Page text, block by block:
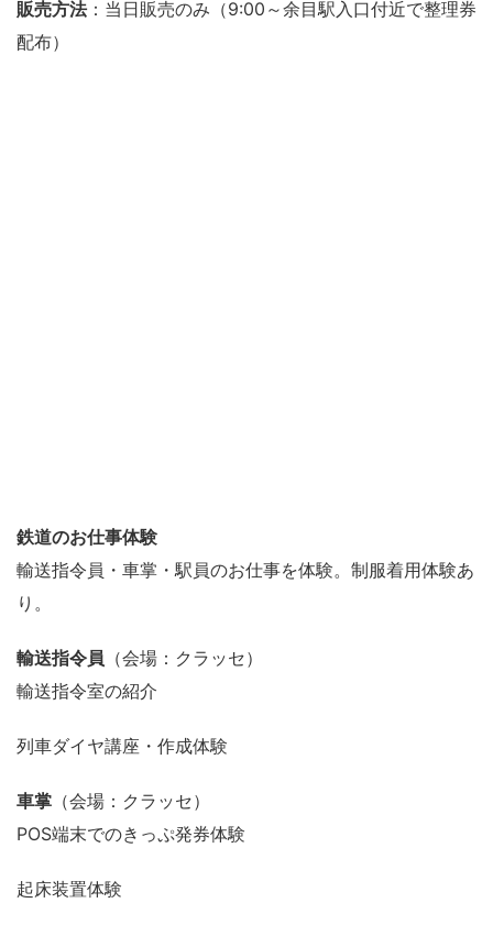
販売方法：当日販売のみ（9:00～余目駅入口付近で整理券
配布）
鉄道のお仕事体験
輸送指令員・車掌・駅員のお仕事を体験。制服着用体験あ
り。
輸送指令員 （会場：クラッセ）
輸送指令室の紹介
列車ダイヤ講座・作成体験
車掌 （会場：クラッセ）
POS端末でのきっぷ発券体験
起床装置体験